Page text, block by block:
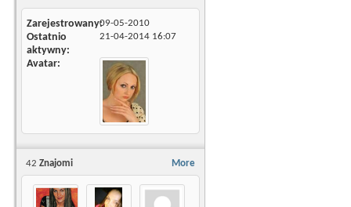
Zarejestrowany09-05-2010
Ostatnio
aktywny
21-04-2014 16:07
Avatar
More
42 Znajomi